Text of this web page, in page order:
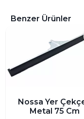
Benzer Ürünler
Nossa Yer
Metal 75 Cm